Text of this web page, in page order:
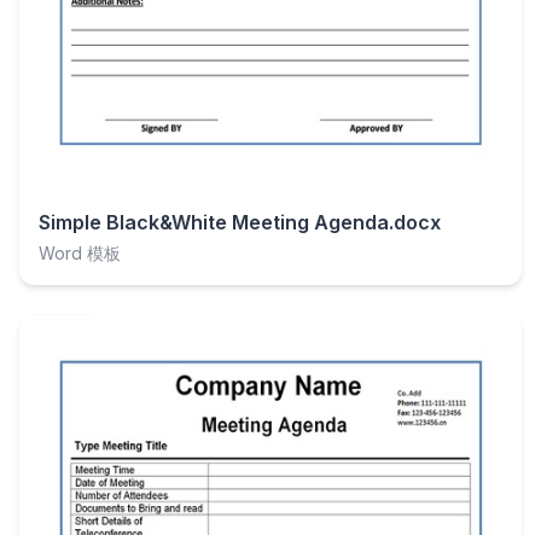
Simple Black&White Meeting Agenda.docx
Word 模板